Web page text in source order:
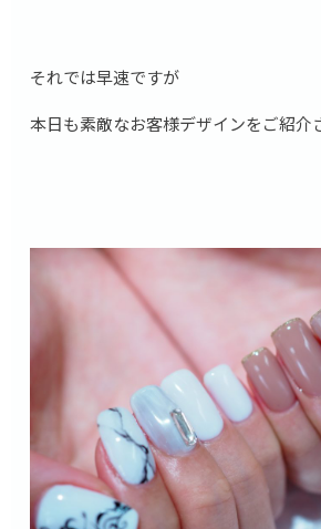
それでは早速ですが
本日も素敵なお客様デザインをご紹